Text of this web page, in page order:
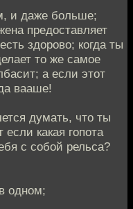
и даже больше;
предоставляет
здорово; когда ты
то же самое
а если этот
вааше!
думать, что ты
какая гопота
с собой рельса?
одном;